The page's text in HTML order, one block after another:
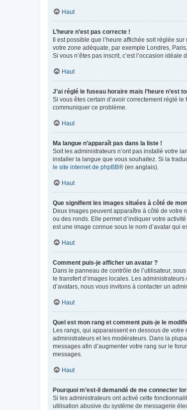
Haut
L’heure n’est pas correcte !
Il est possible que l’heure affichée soit réglée
votre zone adéquate, par exemple Londres,
Si vous n’êtes pas inscrit, c’est l’occasion idéale
Haut
J’ai réglé le fuseau horaire mais l’heure n’est
Si vous êtes certain d’avoir correctement réglé
communiquer ce problème.
Haut
Ma langue n’apparaît pas dans la liste !
Soit les administrateurs n’ont pas installé votre
installer la langue que vous souhaitez. Si la
le site internet de phpBB® (en anglais).
Haut
Que signifient les images situées à côté de
Deux images peuvent apparaître à côté de votre
ou des ronds. Elle permet d’indiquer votre
est une image connue sous le nom d’avatar qui
Haut
Comment puis-je afficher un avatar ?
Dans le panneau de contrôle de l’utilisateur,
le transfert d’images locales. Les
d’avatars, nous vous invitons à contacter un
Haut
Quel est mon rang et comment puis-je le
Les rangs, qui apparaissent en dessous de
administrateurs et les modérateurs. Dans la
messages afin d’augmenter votre rang sur le
messages.
Haut
Pourquoi m’est-il demandé de me connecter
Si les administrateurs ont activé cette
utilisation abusive du système de messagerie